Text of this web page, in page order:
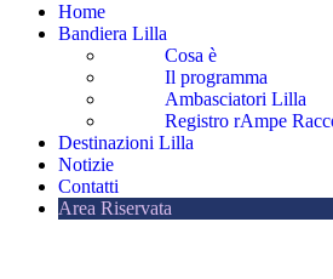
Home
Bandiera Lilla
Cosa è
Il programma
Ambasciatori Lilla
Registro rAmpe
Destinazioni Lilla
Notizie
Contatti
Area Riservata